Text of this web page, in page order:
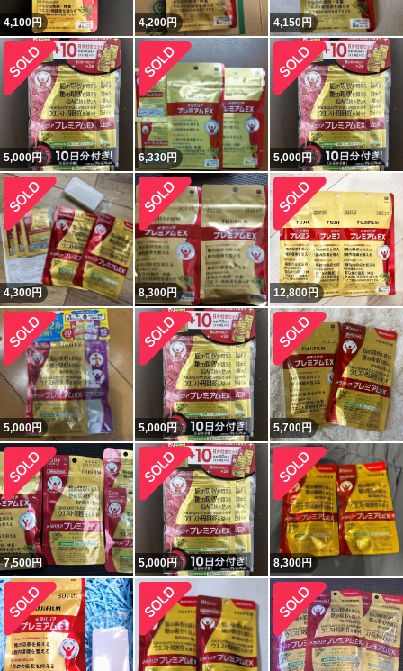
4,100円 4,200円 4,150円
5,000円 6,330円 5,000円
4,300円 8,300円 12,800円
5,000円 5,000円 5,700円
7,500円 5,000円 8,300円